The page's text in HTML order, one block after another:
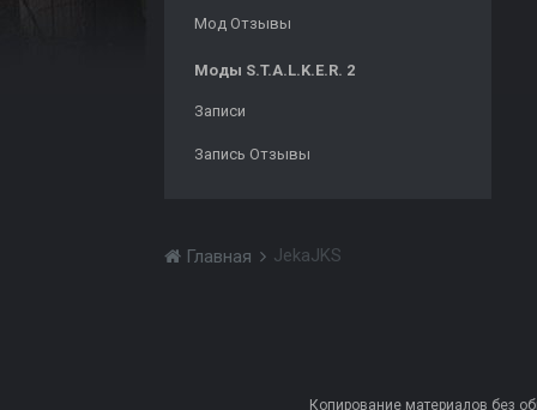
Мод Отзывы
Моды S.T.A.L.K.E.R. 2
Записи
Запись Отзывы
Главная JekaJKS
Копирование материалов без